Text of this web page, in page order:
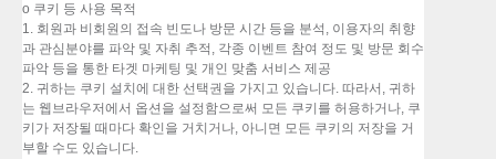
o 쿠키 등 사용 목적
1. 회원과 비회원의 접속 빈도나 방문 시간 등을 분석, 이용자의 취향
과 관심분야를 파악 및 자취 추적, 각종 이벤트 참여 정도 및 방문 회수
파악 등을 통한 타겟 마케팅 및 개인 맞춤 서비스 제공
2. 귀하는 쿠키 설치에 대한 선택권을 가지고 있습니다. 따라서, 귀하
는 웹브라우저에서 옵션을 설정함으로써 모든 쿠키를 허용하거나, 쿠
키가 저장될 때마다 확인을 거치거나, 아니면 모든 쿠키의 저장을 거
부할 수도 있습니다.